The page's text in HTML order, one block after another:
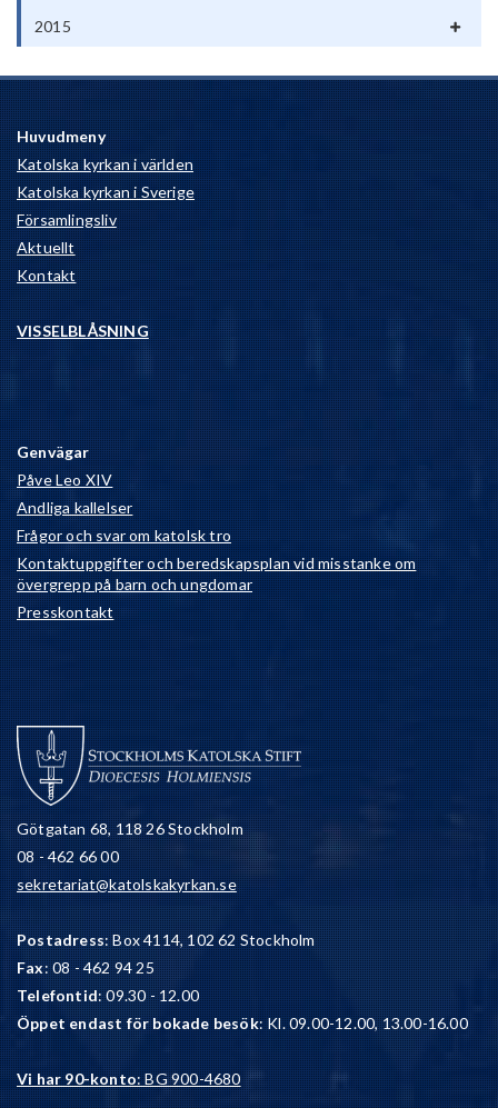
2015
Huvudmeny
Katolska kyrkan i världen
Katolska kyrkan i Sverige
Församlingsliv
Aktuellt
Kontakt
VISSELBLÅSNING
Genvägar
Påve Leo XIV
Andliga kallelser
Frågor och svar om katolsk tro
Kontaktuppgifter och beredskapsplan vid misstanke om
övergrepp på barn och ungdomar
Presskontakt
Götgatan 68, 118 26 Stockholm
08 - 462 66 00
sekretariat@katolskakyrkan.se
Postadress: Box 4114, 102 62 Stockholm
Fax: 08 - 462 94 25
Telefontid: 09.30 - 12.00
Öppet endast för bokade besök: Kl. 09.00-12.00, 13.00-16.00
Vi har 90-konto: BG 900-4680